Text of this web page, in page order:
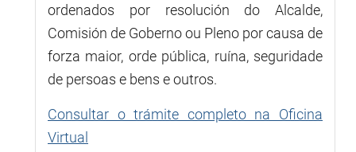
ordenados por resolución do Alcalde,
Comisión de Goberno ou Pleno por causa de
forza maior, orde pública, ruína, seguridade
de persoas e bens e outros.
Consultar o trámite completo na Oficina
Virtual